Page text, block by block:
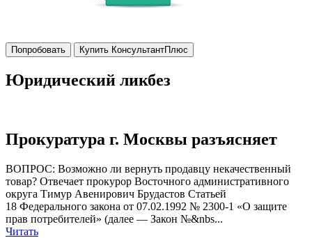
Попробовать Купить КонсультантПлюс
Юридический ликбез
Прокуратура г. Москвы разъясняет
ВОПРОС: Возможно ли вернуть продавцу некачественный
товар? Отвечает прокурор Восточного административного
округа Тимур Авенирович Брудастов Статьей
18 Федерального закона от 07.02.1992 № 2300-1 «О защите
прав потребителей» (далее — Закон №&nbs...
Читать